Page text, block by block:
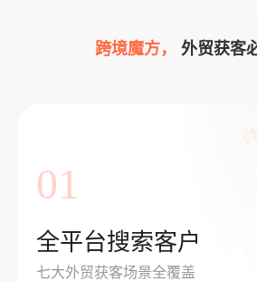
跨境魔方， 外贸获客
01
全平台搜索客户
七大外贸获客场景全覆盖